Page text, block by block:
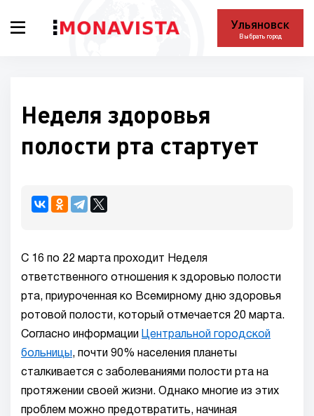
Ульяновск
Выбрать город
Неделя здоровья
полости рта стартует
С 16 по 22 марта проходит Неделя
ответственного отношения к здоровью полости
рта, приуроченная ко Всемирному дню здоровья
ротовой полости, который отмечается 20 марта.
Согласно информации Центральной городской
больницы , почти 90% населения планеты
сталкивается с заболеваниями полости рта на
протяжении своей жизни. Однако многие из этих
проблем можно предотвратить, начиная